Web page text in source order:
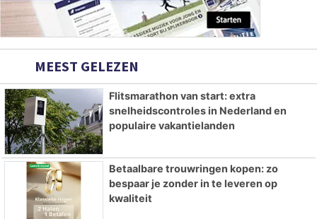
MEEST GELEZEN
Flitsmarathon van start: extra
snelheidscontroles in Nederland en
populaire vakantielanden
Betaalbare trouwringen kopen: zo
bespaar je zonder in te leveren op
kwaliteit